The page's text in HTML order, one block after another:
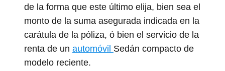
de la forma que este último elija, bien sea el
monto de la suma asegurada indicada en la
carátula de la póliza, ó bien el servicio de la
renta de un automóvil Sedán compacto de
modelo reciente.